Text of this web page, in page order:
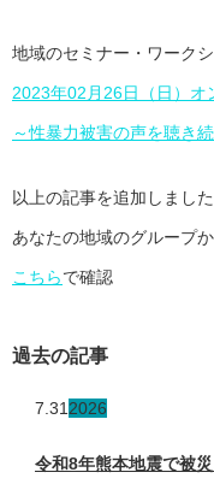
地域のセミナー・ワーク
2023年02月26日（日）オ
～性暴力被害の声を聴き
以上の記事を追加しました
あなたの地域のグループ
こちらで確認
過去の記事
7.31 2026
令和8年熊本地震で被